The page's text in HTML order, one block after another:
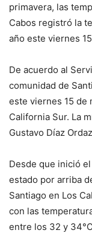
primavera, las
Cabos registró la
año este viernes
De acuerdo al
comunidad de
este viernes 15 de
California Sur. La
Gustavo Díaz
Desde que inició
estado por arriba
Santiago en Los
con las
entre los 32 y